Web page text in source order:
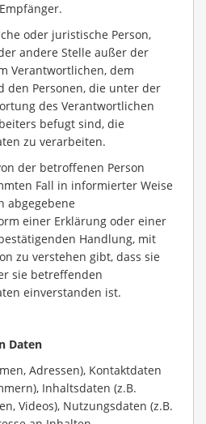
oder juristische Person,
andere Stelle außer der
Verantwortlichen, dem
den Personen, die unter der
des Verantwortlichen
befugt sind, die
zu verarbeiten.
der betroffenen Person
Fall in informierter Weise
abgegebene
einer Erklärung oder einer
Handlung, mit
zu verstehen gibt, dass sie
sie betreffenden
einverstanden ist.
Daten
Adressen), Kontaktdaten
Inhaltsdaten (z.B.
Videos), Nutzungsdaten (z.B.